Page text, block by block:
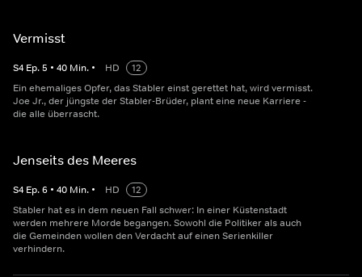
Vermisst
S4 Ep.5 • 40 Min. • HD
12
Ein ehemaliges Opfer, das Stabler einst gerettet hat, wird vermisst.
Joe Jr., der jüngste der Stabler-Brüder, plant eine neue Karriere -
die alle überrascht.
Jenseits des Meeres
S4 Ep.6 • 40 Min. • HD
12
Stabler hat es in dem neuen Fall schwer: In einer Küstenstadt
werden mehrere Morde begangen. Sowohl die Politiker als auch
die Gemeinden wollen den Verdacht auf einen Serienkiller
verhindern.